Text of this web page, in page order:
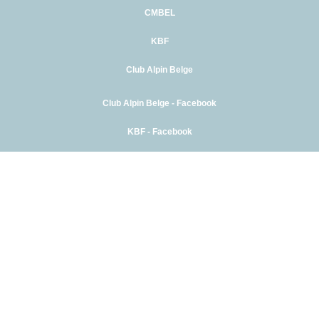
CMBEL
KBF
Club Alpin Belge
Club Alpin Belge - Facebook
KBF - Facebook